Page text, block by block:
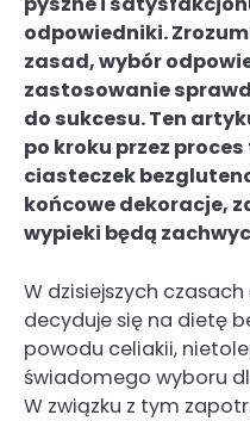
odpowiedniki.
zasad, wybór
zastosowanie
do sukcesu. Ten
po kroku przez
ciasteczek
końcowe dekoracje,
wypieki będą
W dzisiejszych
decyduje się na dietę
powodu celiakii,
świadomego wyboru
W związku z tym